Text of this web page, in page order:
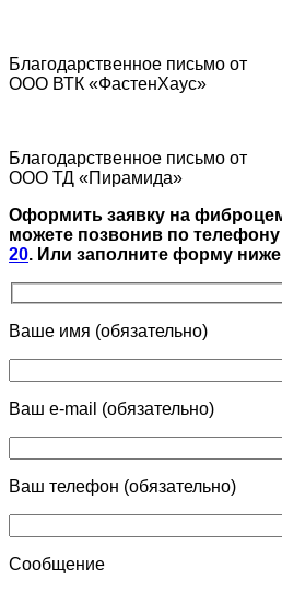
Благодарственное письмо от
ООО ВТК «ФастенХаус»
Благодарственное письмо от
ООО ТД «Пирамида»
Оформить заявку на
можете позвонив по телефону
20. Или заполните форму
Ваше имя (обязательно)
Ваш e-mail (обязательно)
Ваш телефон (обязательно)
Сообщение